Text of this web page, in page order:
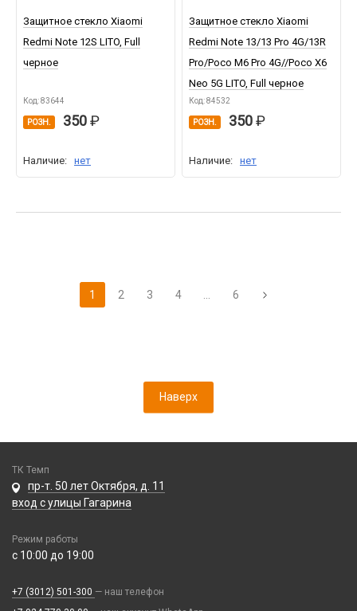
Защитное стекло Xiaomi
Redmi Note 12S LITO, Full
черное
Код: 83644
РОЗН. 350
Наличие: нет
Защитное стекло Xiaomi
Redmi Note 13/13 Pro 4G/13R
Pro/Poco M6 Pro 4G//Poco X6
Neo 5G LITO, Full черное
Код: 84532
РОЗН. 350
Наличие: нет
1 2 3 4 ... 6
Наверх
ТК Темп
пр-т. 50 лет Октября, д. 11
вход с улицы Гагарина
Режим работы
с 10:00 до 19:00
+7 (3012) 501-300 — наш телефон